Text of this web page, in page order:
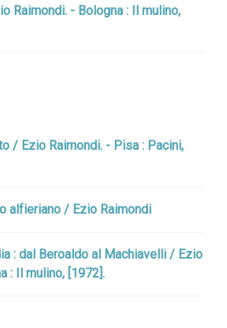
Raimondi. - Bologna : Il mulino,
/ Ezio Raimondi. - Pisa : Pacini,
alfieriano / Ezio Raimondi
: dal Beroaldo al Machiavelli / Ezio
: Il mulino, [1972].